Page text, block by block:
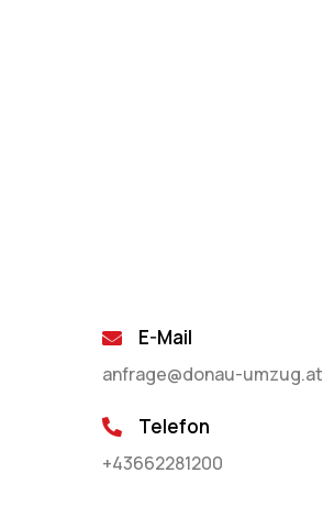
E-Mail
anfrage@donau-umzug.at
Telefon
+43662281200